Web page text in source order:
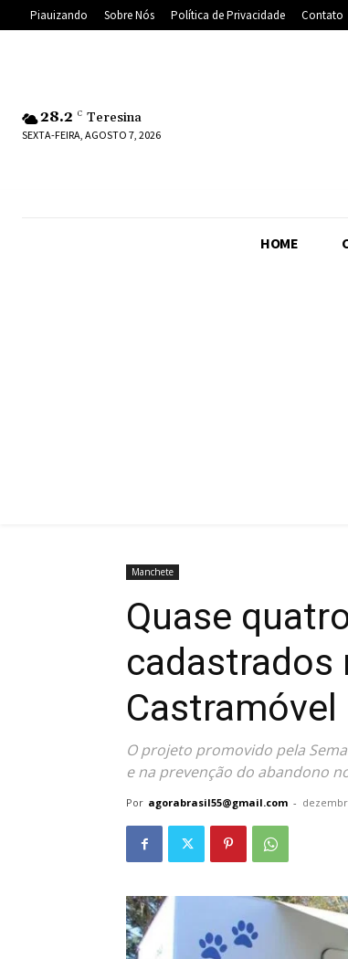
Piauizando Sobre Nós Política de Privacidade Contato
28.2 C Teresina
SEXTA-FEIRA, AGOSTO 7, 2026
HOME
Manchete
Quase
cadastrados
Castramóvel
O projeto promovido pela
e na prevenção do abandono
Por agorabrasil55@gmail.com -